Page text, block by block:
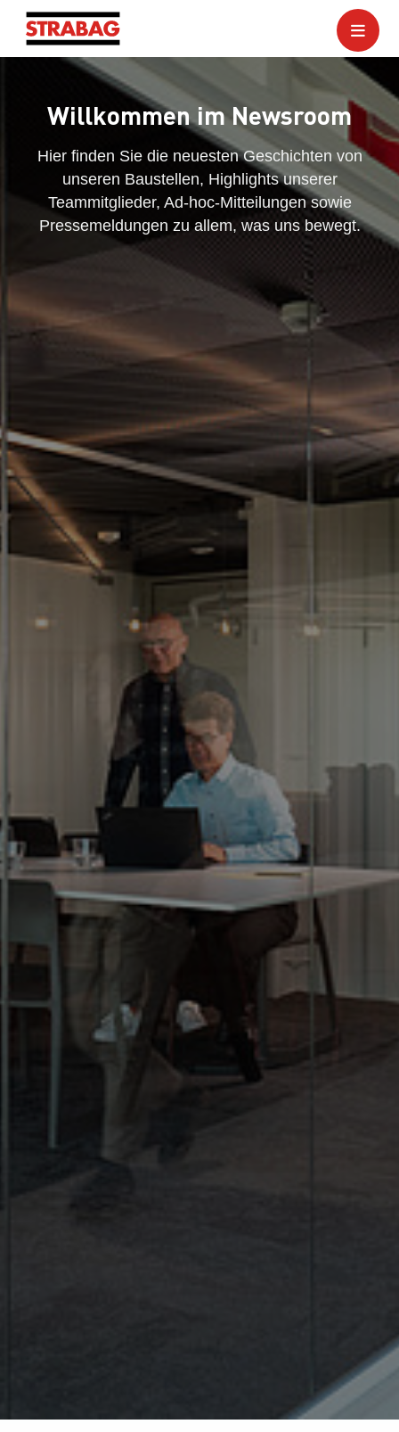
Willkommen im Newsroom
Hier finden Sie die neuesten Geschichten von
unseren Baustellen, Highlights unserer
Teammitglieder, Ad-hoc-Mitteilungen sowie
Pressemeldungen zu allem, was uns bewegt.